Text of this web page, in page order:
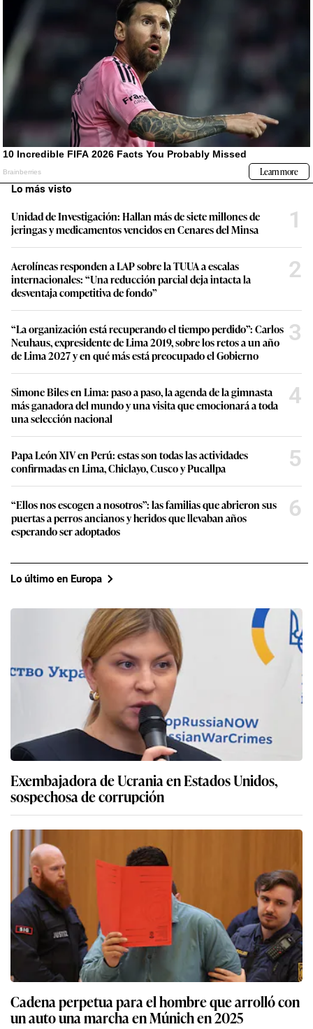
Lo más visto
Unidad de Investigación: Hallan más de siete millones de
jeringas y medicamentos vencidos en Cenares del Minsa
1
Aerolíneas responden a LAP sobre la TUUA a escalas
internacionales: “Una reducción parcial deja intacta la
desventaja competitiva de fondo”
2
“La organización está recuperando el tiempo perdido”: Carlos
Neuhaus, expresidente de Lima 2019, sobre los retos a un año
de Lima 2027 y en qué más está preocupado el Gobierno
3
Simone Biles en Lima: paso a paso, la agenda de la gimnasta
más ganadora del mundo y una visita que emocionará a toda
una selección nacional
4
Papa León XIV en Perú: estas son todas las actividades
confirmadas en Lima, Chiclayo, Cusco y Pucallpa
5
“Ellos nos escogen a nosotros”: las familias que abrieron sus
puertas a perros ancianos y heridos que llevaban años
esperando ser adoptados
6
Lo último en Europa
Exembajadora de Ucrania en Estados Unidos,
sospechosa de corrupción
Cadena perpetua para el hombre que arrolló con
un auto una marcha en Múnich en 2025